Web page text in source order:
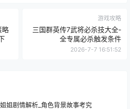
略
游戏攻略
三国群英传7武将必杀技大全-
全专属必杀触发条件
2026-7-7 16:51:52
姐剧情解析_角色背景故事考究